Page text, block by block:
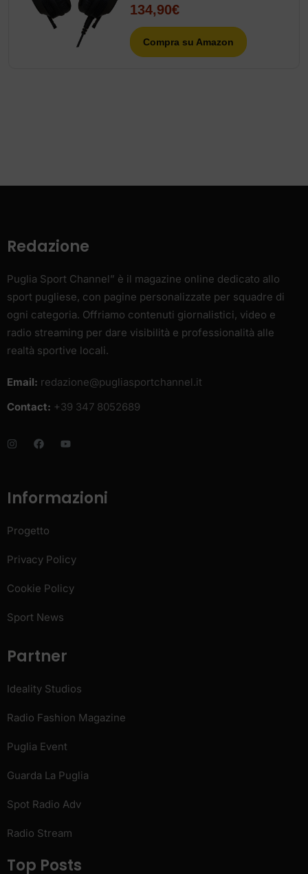
134,90€
Compra su Amazon
Redazione
Puglia Sport Channel” è il magazine online dedicato allo
sport pugliese, con pagine personalizzate per squadre di
ogni categoria. Offriamo contenuti giornalistici, video e
radio streaming per dare visibilità e professionalità alle
realtà sportive locali.
Email: redazione@pugliasportchannel.it
Contact: +39 347 8052689
Informazioni
Progetto
Privacy Policy
Cookie Policy
Sport News
Partner
Ideality Studios
Radio Fashion Magazine
Puglia Event
Guarda La Puglia
Spot Radio Adv
Radio Stream
Top Posts